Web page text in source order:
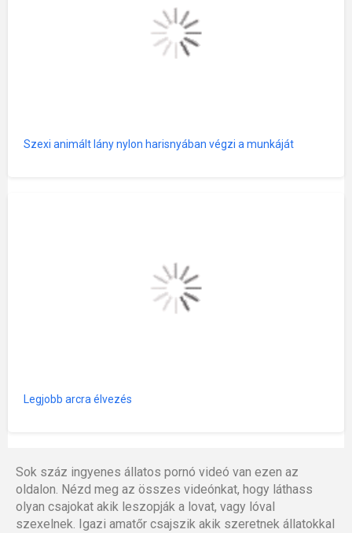
Szexi animált lány nylon harisnyában végzi a munkáját
Legjobb arcra élvezés
Sok száz ingyenes állatos pornó videó van ezen az
oldalon. Nézd meg az összes videónkat, hogy láthass
olyan csajokat akik leszopják a lovat, vagy lóval
szexelnek. Igazi amatőr csajszik akik szeretnek állatokkal